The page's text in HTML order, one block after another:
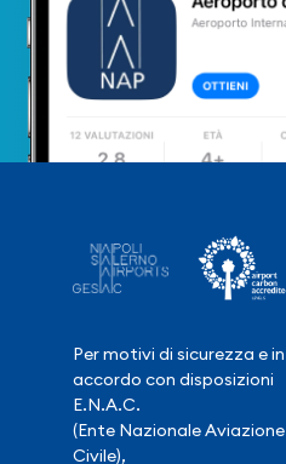
Per motivi di sicurezza e in
accordo con disposizioni
E.N.A.C.
(Ente Nazionale Aviazione
Civile),